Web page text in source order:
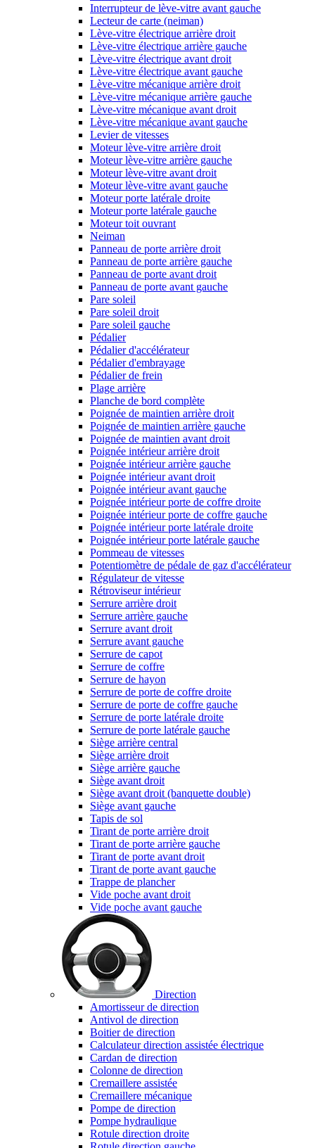
Interrupteur de lève-vitre avant gauche
Lecteur de carte (neiman)
Lève-vitre électrique arrière droit
Lève-vitre électrique arrière gauche
Lève-vitre électrique avant droit
Lève-vitre électrique avant gauche
Lève-vitre mécanique arrière droit
Lève-vitre mécanique arrière gauche
Lève-vitre mécanique avant droit
Lève-vitre mécanique avant gauche
Levier de vitesses
Moteur lève-vitre arrière droit
Moteur lève-vitre arrière gauche
Moteur lève-vitre avant droit
Moteur lève-vitre avant gauche
Moteur porte latérale droite
Moteur porte latérale gauche
Moteur toit ouvrant
Neiman
Panneau de porte arrière droit
Panneau de porte arrière gauche
Panneau de porte avant droit
Panneau de porte avant gauche
Pare soleil
Pare soleil droit
Pare soleil gauche
Pédalier
Pédalier d'accélérateur
Pédalier d'embrayage
Pédalier de frein
Plage arrière
Planche de bord complète
Poignée de maintien arrière droit
Poignée de maintien arrière gauche
Poignée de maintien avant droit
Poignée intérieur arrière droit
Poignée intérieur arrière gauche
Poignée intérieur avant droit
Poignée intérieur avant gauche
Poignée intérieur porte de coffre droite
Poignée intérieur porte de coffre gauche
Poignée intérieur porte latérale droite
Poignée intérieur porte latérale gauche
Pommeau de vitesses
Potentiomètre de pédale de gaz d'accélérateur
Régulateur de vitesse
Rétroviseur intérieur
Serrure arrière droit
Serrure arrière gauche
Serrure avant droit
Serrure avant gauche
Serrure de capot
Serrure de coffre
Serrure de hayon
Serrure de porte de coffre droite
Serrure de porte de coffre gauche
Serrure de porte latérale droite
Serrure de porte latérale gauche
Siège arrière central
Siège arrière droit
Siège arrière gauche
Siège avant droit
Siège avant droit (banquette double)
Siège avant gauche
Tapis de sol
Tirant de porte arrière droit
Tirant de porte arrière gauche
Tirant de porte avant droit
Tirant de porte avant gauche
Trappe de plancher
Vide poche avant droit
Vide poche avant gauche
Direction
Amortisseur de direction
Antivol de direction
Boitier de direction
Calculateur direction assistée électrique
Cardan de direction
Colonne de direction
Cremaillere assistée
Cremaillere mécanique
Pompe de direction
Pompe hydraulique
Rotule direction droite